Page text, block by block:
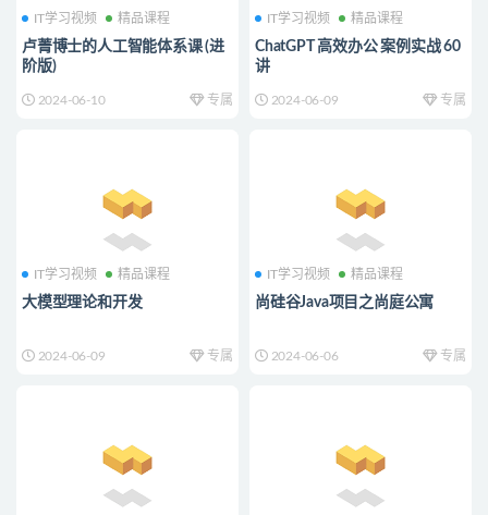
IT学习视频 精品课程
卢菁博士的人工智能体系课 (进
阶版)
2024-06-10 专属
IT学习视频 精品课程
ChatGPT 高效办公 案例实战 60
讲
2024-06-09 专属
IT学习视频 精品课程
大模型理论和开发
2024-06-09 专属
IT学习视频 精品课程
尚硅谷Java项目之尚庭公寓
2024-06-06 专属